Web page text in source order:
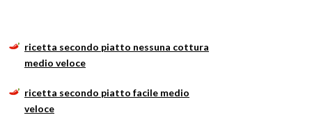
ricetta secondo piatto nessuna cottura
medio veloce
ricetta secondo piatto facile medio
veloce